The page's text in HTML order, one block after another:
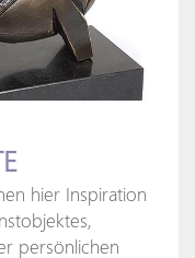
hier Inspiration
persönlichen